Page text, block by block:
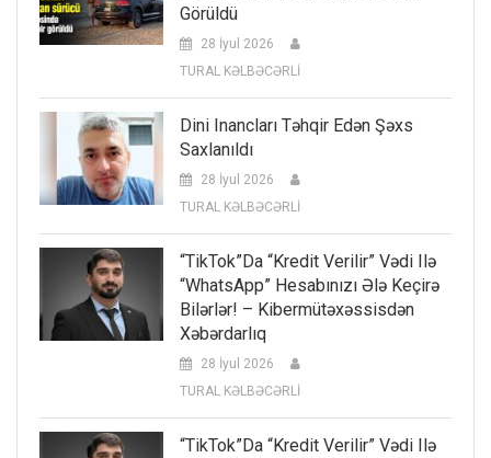
Görüldü
28 İyul 2026
TURAL KƏLBƏCƏRLİ
Dini Inancları Təhqir Edən Şəxs
Saxlanıldı
28 İyul 2026
TURAL KƏLBƏCƏRLİ
“TikTok”da “kredit Verilir” Vədi Ilə
“WhatsApp” Hesabınızı Ələ Keçirə
Bilərlər! – Kibermütəxəssisdən
Xəbərdarlıq
28 İyul 2026
TURAL KƏLBƏCƏRLİ
“TikTok”da “kredit Verilir” Vədi Ilə